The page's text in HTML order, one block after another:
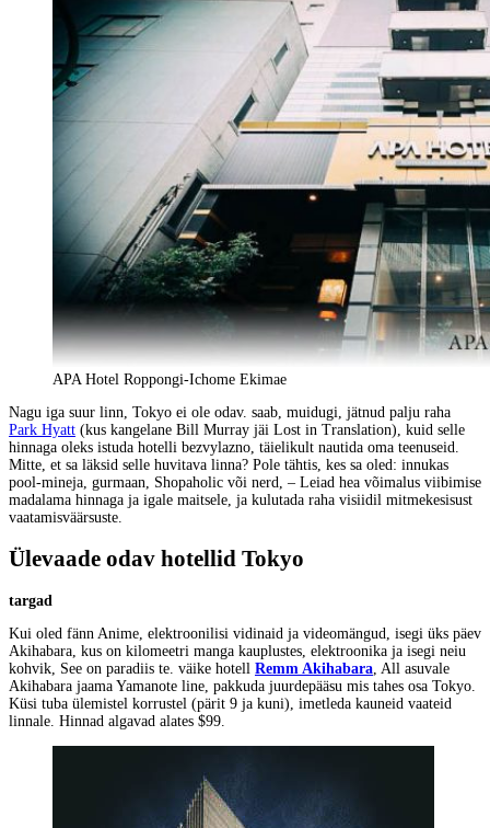
APA Hotel Roppongi-Ichome Ekimae
Nagu iga suur linn, Tokyo ei ole odav. saab, muidugi, jätnud palju raha
Park Hyatt (kus kangelane Bill Murray jäi Lost in Translation), kuid selle
hinnaga oleks istuda hotelli bezvylazno, täielikult nautida oma teenuseid.
Mitte, et sa läksid selle huvitava linna? Pole tähtis, kes sa oled: innukas
pool-mineja, gurmaan, Shopaholic või nerd, – Leiad hea võimalus viibimise
madalama hinnaga ja igale maitsele, ja kulutada raha visiidil mitmekesisust
vaatamisväärsuste.
Ülevaade odav hotellid Tokyo
targad
Kui oled fänn Anime, elektroonilisi vidinaid ja videomängud, isegi üks päev
Akihabara, kus on kilomeetri manga kauplustes, elektroonika ja isegi neiu
kohvik, See on paradiis te. väike hotell Remm Akihabara , All asuvale
Akihabara jaama Yamanote line, pakkuda juurdepääsu mis tahes osa Tokyo.
Küsi tuba ülemistel korrustel (pärit 9 ja kuni), imetleda kauneid vaateid
linnale. Hinnad algavad alates $99.